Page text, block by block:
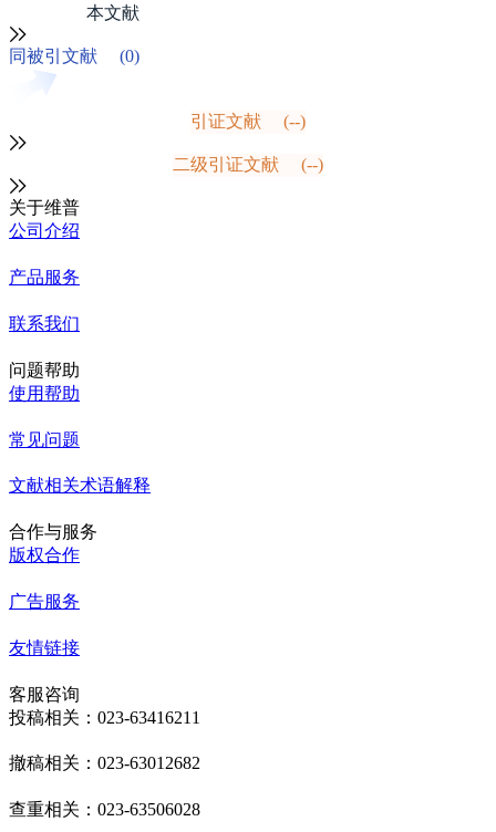
本文献
同被引文献 (0)
引证文献 (--)
二级引证文献 (--)
关于维普
公司介绍
产品服务
联系我们
问题帮助
使用帮助
常见问题
文献相关术语解释
合作与服务
版权合作
广告服务
友情链接
客服咨询
投稿相关：023-63416211
撤稿相关：023-63012682
查重相关：023-63506028